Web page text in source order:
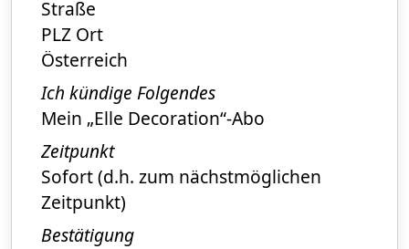
Straße
PLZ Ort
Österreich
Ich kündige Folgendes
Mein „Elle Decoration“-Abo
Zeitpunkt
Sofort (d.h. zum nächstmöglichen
Zeitpunkt)
Bestätigung